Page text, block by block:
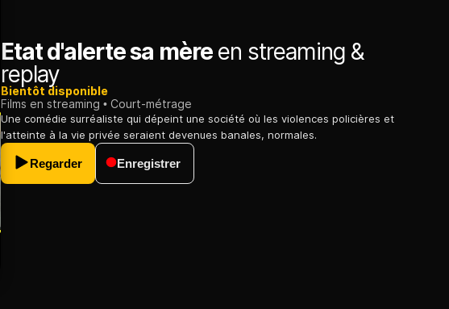
Etat d'alerte sa mèreen streaming &
replay
Bientôt disponible
Films en streaming
Court-métrage
Une comédie surréaliste qui dépeint une société où les violences policières et
l'atteinte à la vie privée seraient devenues banales, normales.
Regarder Enregistrer